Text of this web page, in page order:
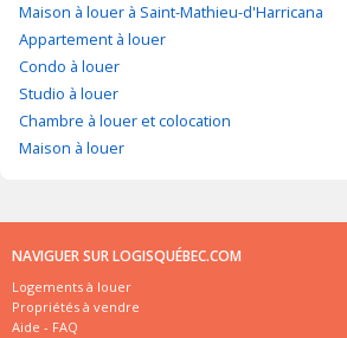
Maison à louer à Saint-Mathieu-d'Harricana
Appartement à louer
Condo à louer
Studio à louer
Chambre à louer et colocation
Maison à louer
NAVIGUER SUR LOGISQUÉBEC.COM
Logements à louer
Propriétés à vendre
Aide - FAQ